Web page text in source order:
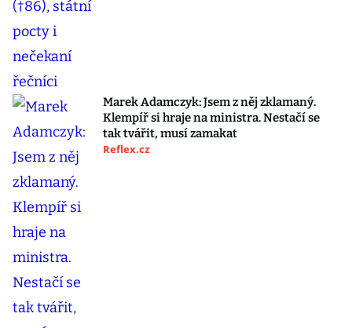
Marek Adamczyk: Jsem z něj zklamaný.
Klempíř si hraje na ministra. Nestačí se
tak tvářit, musí zamakat
Reflex.cz